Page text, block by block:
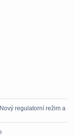
regulatorní režim a